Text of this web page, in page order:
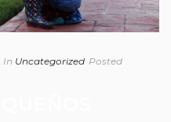
In Uncategorized Posted